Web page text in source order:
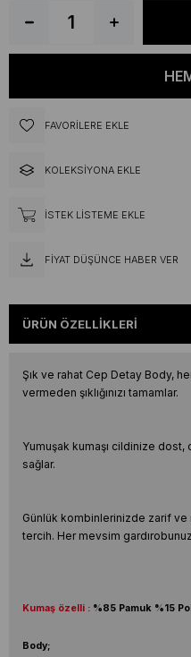
FAVORILERE EKLE
KOLEKSIYONA EKLE
İSTEK LISTEME EKLE
FIYAT DÜŞÜNCE HABER VER
ÜRÜN ÖZELLIKLERI
Şık ve rahat Cep Detay Body,
vermeden şıklığınızı tamamlar.
Yumuşak kumaşı cildinize dost,
sağlar.
Günlük kombinlerinizde zarif
tercih. Her mevsim
Kumaş özelli : %85 Pamuk %15
Body;